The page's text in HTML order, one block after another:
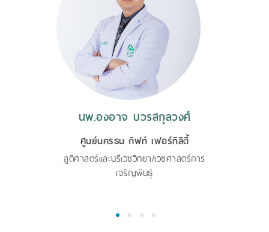
นพ.องอาจ บวรสกุลวงศ์
ศูนย์นครธน กิฟท์ เฟอร์ทิลิตี้
สูติศาสตร์และนรีเวชวิทยา/เวชศาสตร์การ
เจริญพันธุ์
1 2 3 4